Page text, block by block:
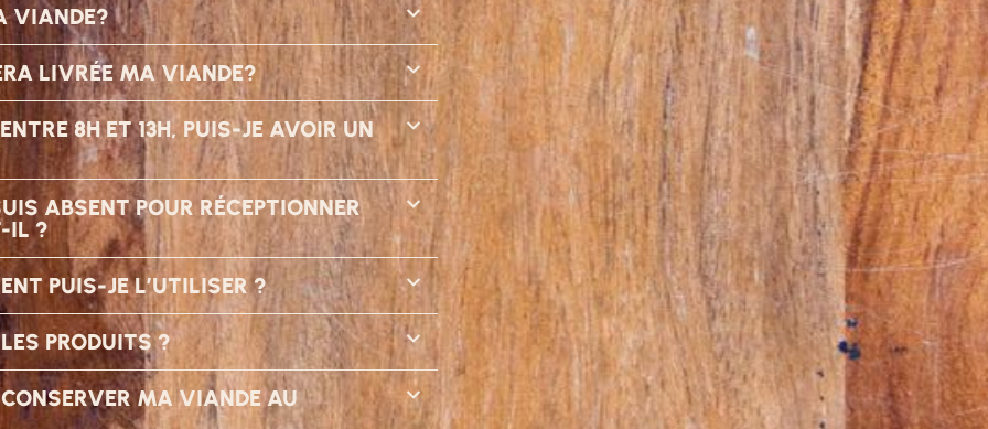
VIANDE?
LIVRÉE MA VIANDE?
8H ET 13H, PUIS-JE AVOIR UN
ABSENT POUR RÉCEPTIONNER
IL ?
PUIS-JE L’UTILISER ?
PRODUITS ?
MA VIANDE AU